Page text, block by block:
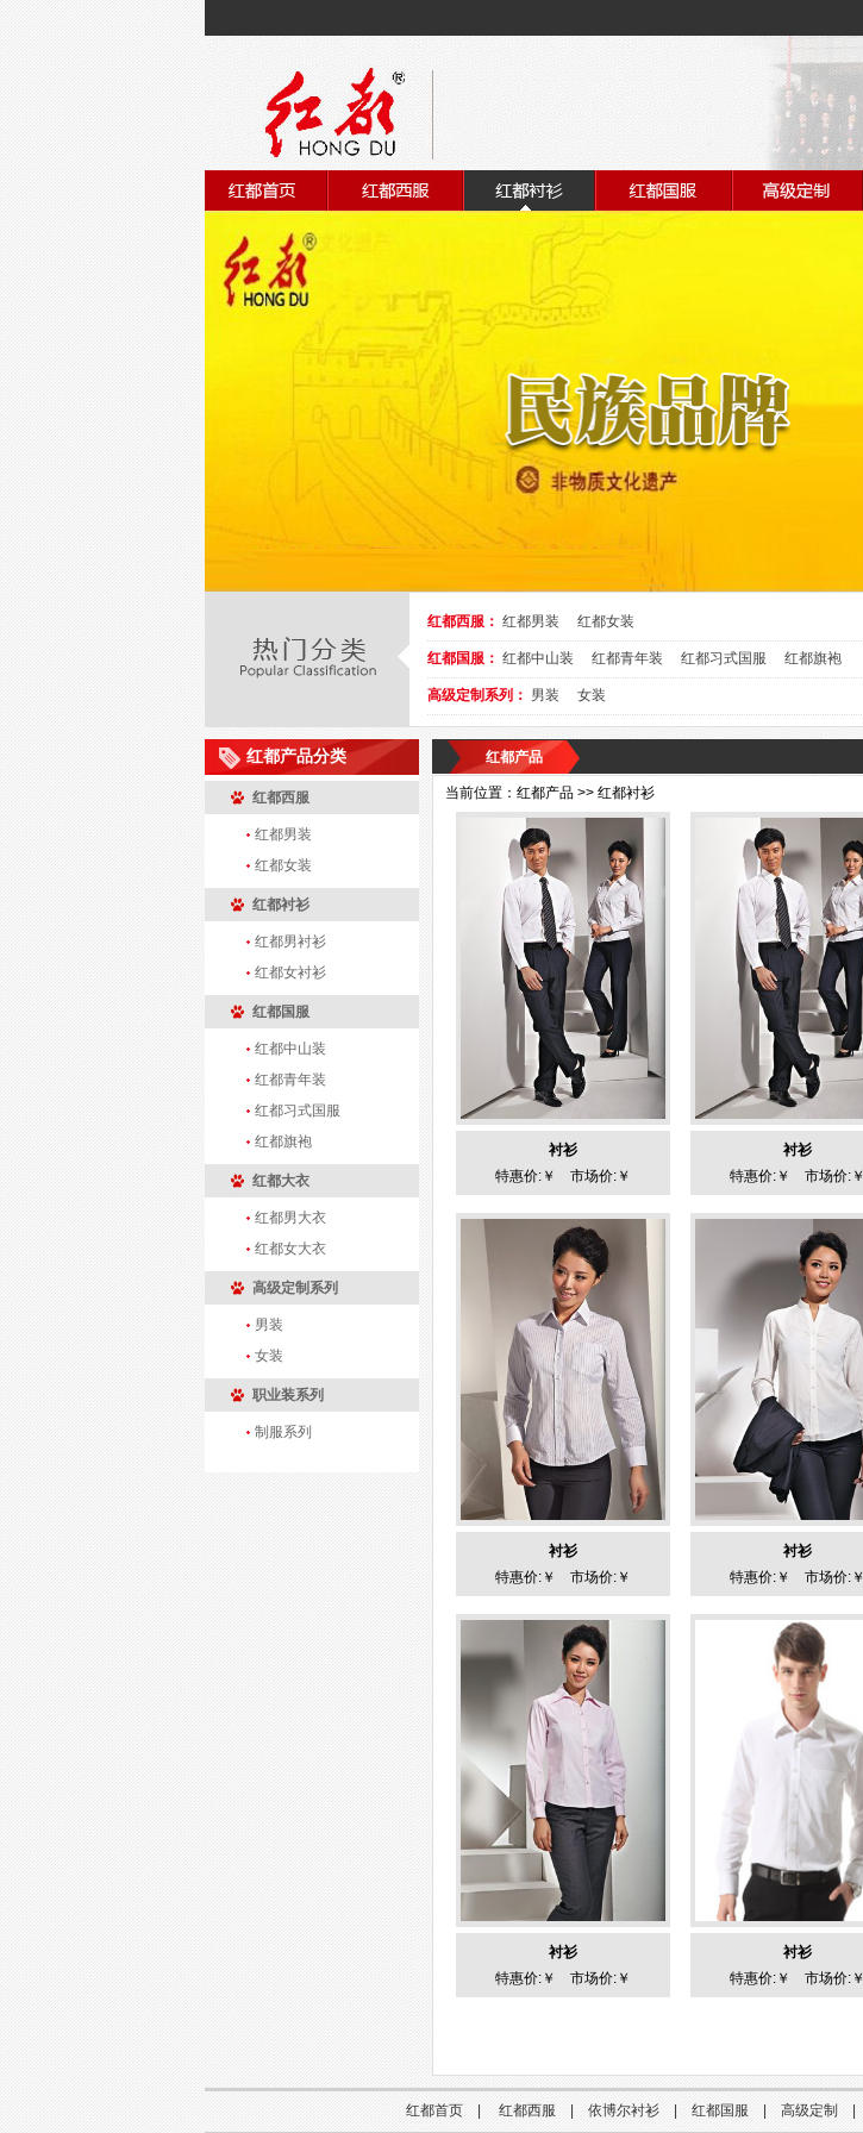
红都西服： 红都男装 红都女装
红都国服： 红都中山装 红都青年装 红都习式国服 红都旗袍
高级定制系列： 男装 女装
红都产品分类
红都西服
红都男装
红都女装
红都衬衫
红都男衬衫
红都女衬衫
红都国服
红都中山装
红都青年装
红都习式国服
红都旗袍
红都大衣
红都男大衣
红都女大衣
高级定制系列
男装
女装
职业装系列
制服系列
红都产品
当前位置：红都产品 >> 红都衬衫
衬衫
特惠价:￥ 市场价:￥
衬衫
特惠价:￥ 市场价:￥
衬衫
特惠价:￥ 市场价:￥
衬衫
特惠价:￥ 市场价:￥
衬衫
特惠价:￥ 市场价:￥
衬衫
特惠价:￥ 市场价:￥
红都首页|红都西服|依博尔衬衫| 红都国服 | 高级定制 |